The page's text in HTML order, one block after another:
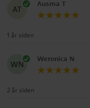
AT
Ausma T
1 år siden
WN
Weronica N
2 år siden